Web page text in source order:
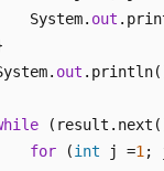
System.
out
out
for (int j =1 ;